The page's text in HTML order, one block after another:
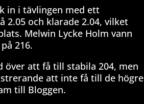
in i tävlingen med ett
2.05 och klarade 2.04, vilket
Melwin Lycke Holm vann
216.
över att få till stabila 204, men
att inte få till de högre
till Bloggen.